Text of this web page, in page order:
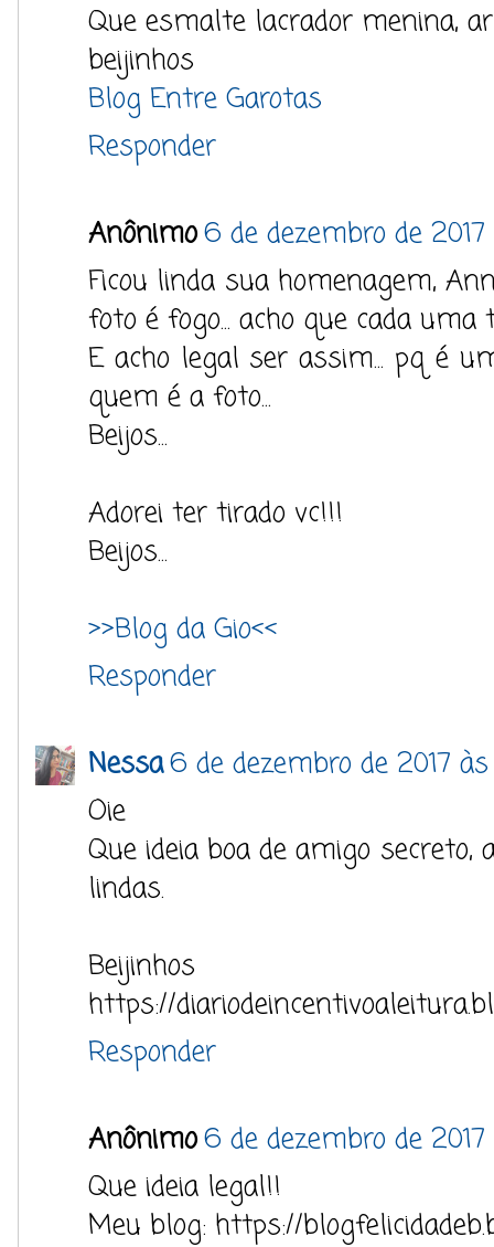
Que esmalte lacrador menina,
beijinhos
Blog Entre Garotas
Responder
Anônimo6 de dezembro de
Ficou linda sua homenagem,
foto é fogo... acho que cada
E acho legal ser assim... pq é
quem é a foto...
Beijos...
Adorei ter tirado vc!!!
Beijos...
>>Blog da Gio<<
Responder
Nessa6 de dezembro de 2017 às
Oie
Que ideia boa de amigo secreto,
lindas.
Beijinhos
https://
Responder
Anônimo6 de dezembro de 2017
Que ideia legal!!
Meu blog: https://